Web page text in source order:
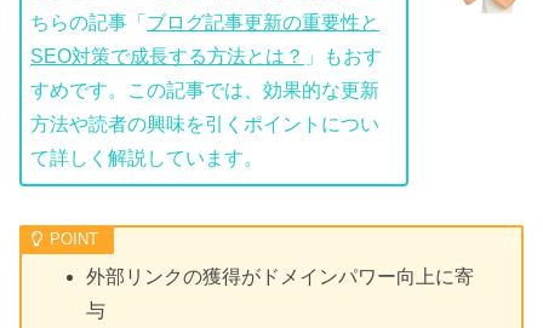
ちらの記事「 ブログ記事更新の重要性と
SEO対策で成長する方法とは？ 」もおす
すめです。この記事では、効果的な更新
方法や読者の興味を引くポイントについ
て詳しく解説しています。
外部リンクの獲得がドメインパワー向上に寄
与